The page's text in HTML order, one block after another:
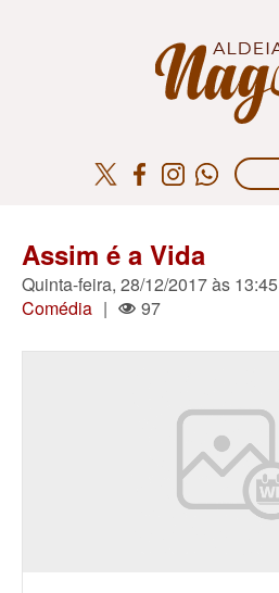
Assim é a Vida
Quinta-feira, 28/12/2017 às 13:45
Comédia | 97